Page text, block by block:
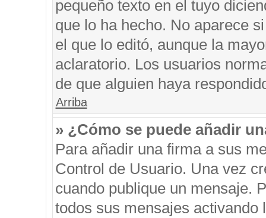
pequeño texto en el tuyo
que lo ha hecho. No aparece
el que lo editó, aunque la
aclaratorio. Los usuarios
de que alguien haya
Arriba
» ¿Cómo se puede añadir
Para añadir una firma a sus
Control de Usuario. Una vez
cuando publique un mensaje.
todos sus mensajes